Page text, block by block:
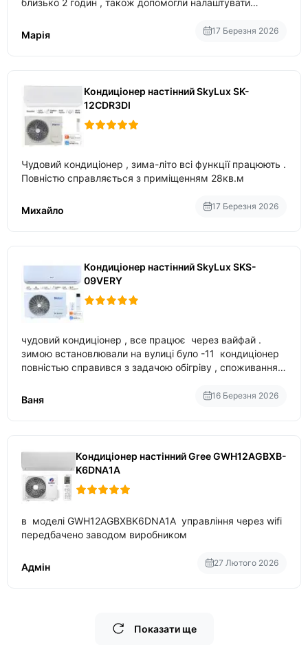
близько 2 годин , також допомогли налаштувати
Марія
17 Березня 2026
Кондиціонер настінний SkyLux SK-
12CDR3DI
Чудовий кондиціонер , зима-літо всі функції працюють .
Повністю справляється з приміщенням 28кв.м
Михайло 17 Березня 2026
Кондиціонер настінний SkyLux SKS-
09VERY
чудовий кондиціонер , все працює через вайфай .
зимою встановлювали на вулиці було -11 кондиціонер
повністью справився з задачою обігріву , споживання
температури
Ваня 16 Березня 2026
Кондиціонер настінний Gree GWH12AGBXB-
K6DNA1A
в моделі GWH12AGBXBK6DNA1A управління через wifi
передбачено заводом виробником
Адмін 27 Лютого 2026
Показати ще